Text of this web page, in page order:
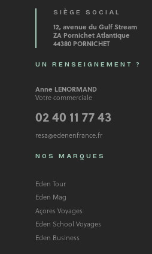
SIÈGE SOCIAL
12, avenue du Gulf Stream
ZA Pornichet Atlantique
44380 PORNICHET
UN RENSEIGNEMENT ?
Anne LENORMAND
Votre commerciale
02 40 11 77 43
resa@edenenfrance.fr
NOS MARQUES
Eden Tour
Eden Mag
Açores Voyages
Eden School Voyages
Eden Business